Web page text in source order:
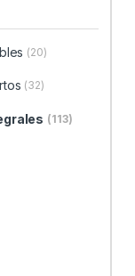
(20)
(32)
(113)